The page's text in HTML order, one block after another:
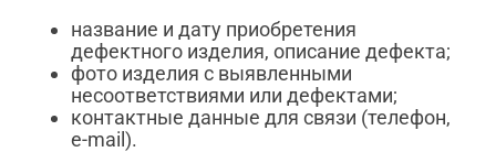
название и дату приобретения
дефектного изделия, описание дефекта;
фото изделия с выявленными
несоответствиями или дефектами;
контактные данные для связи (телефон,
e-mail).